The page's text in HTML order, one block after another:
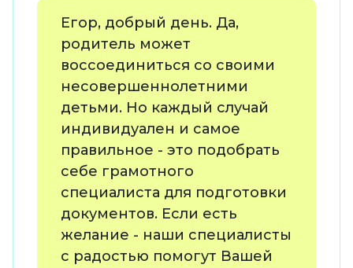
Егор, добрый день. Да,
родитель может
воссоединиться со своими
несовершеннолетними
детьми. Но каждый случай
индивидуален и самое
правильное - это подобрать
себе грамотного
специалиста для подготовки
документов. Если есть
желание - наши специалисты
с радостью помогут Вашей